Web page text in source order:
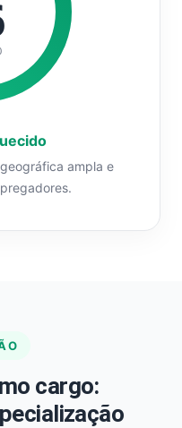
ampla e
cargo: